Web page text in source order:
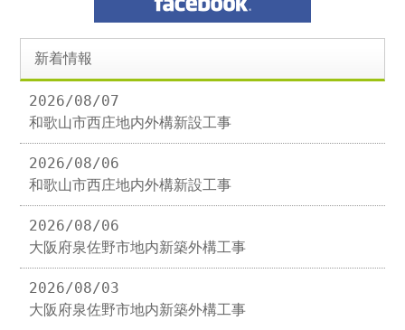
新着情報
2026/08/07
和歌山市西庄地内外構新設工事
2026/08/06
和歌山市西庄地内外構新設工事
2026/08/06
大阪府泉佐野市地内新築外構工事
2026/08/03
大阪府泉佐野市地内新築外構工事